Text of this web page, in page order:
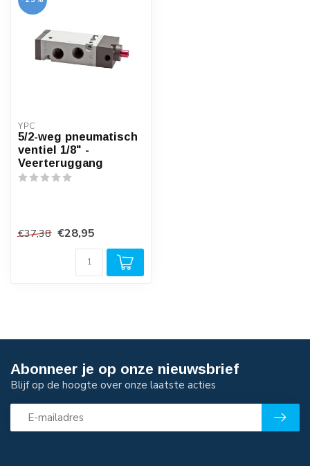
YPC
5/2-weg pneumatisch
ventiel 1/8" -
Veerteruggang
€37,38 €28,95
Abonneer je op onze nieuwsbrief
Blijf op de hoogte over onze laatste acties